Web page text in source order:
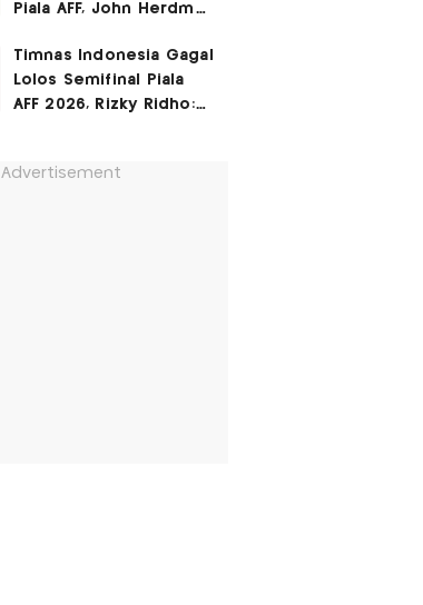
Piala AFF, John Herdman
FIFA ASEAN Cup 2026
Timnas Indonesia Gagal
Lolos Semifinal Piala
AFF 2026, Rizky Ridho:
Advertisement